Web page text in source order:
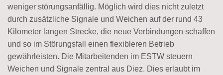
weniger störungsanfällig. Möglich wird dies nicht zuletzt
durch zusätzliche Signale und Weichen auf der rund 43
Kilometer langen Strecke, die neue Verbindungen schaffen
und so im Störungsfall einen flexibleren Betrieb
gewährleisten. Die Mitarbeitenden im ESTW steuern
Weichen und Signale zentral aus Diez. Dies erlaubt im